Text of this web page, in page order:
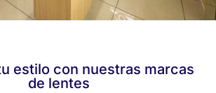
estilo con nuestras marcas
de lentes